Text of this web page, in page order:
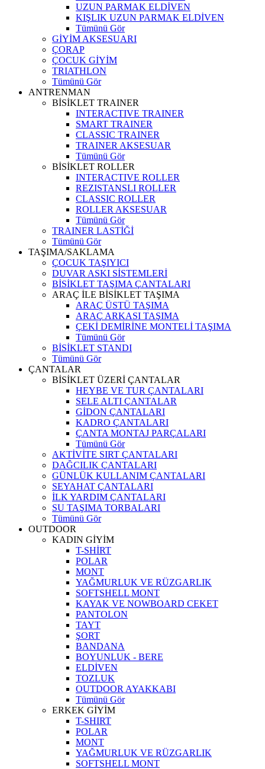
UZUN PARMAK ELDİVEN
KIŞLIK UZUN PARMAK ELDİVEN
Tümünü Gör
GİYİM AKSESUARI
ÇORAP
ÇOCUK GİYİM
TRIATHLON
Tümünü Gör
ANTRENMAN
BİSİKLET TRAINER
INTERACTIVE TRAINER
SMART TRAINER
CLASSIC TRAINER
TRAINER AKSESUAR
Tümünü Gör
BİSİKLET ROLLER
INTERACTIVE ROLLER
REZISTANSLI ROLLER
CLASSIC ROLLER
ROLLER AKSESUAR
Tümünü Gör
TRAINER LASTİĞİ
Tümünü Gör
TAŞIMA/SAKLAMA
ÇOCUK TAŞIYICI
DUVAR ASKI SİSTEMLERİ
BİSİKLET TAŞIMA ÇANTALARI
ARAÇ İLE BİSİKLET TAŞIMA
ARAÇ ÜSTÜ TAŞIMA
ARAÇ ARKASI TAŞIMA
ÇEKİ DEMİRİNE MONTELİ TAŞIMA
Tümünü Gör
BİSİKLET STANDI
Tümünü Gör
ÇANTALAR
BİSİKLET ÜZERİ ÇANTALAR
HEYBE VE TUR ÇANTALARI
SELE ALTI ÇANTALAR
GİDON ÇANTALARI
KADRO ÇANTALARI
ÇANTA MONTAJ PARÇALARI
Tümünü Gör
AKTİVİTE SIRT ÇANTALARI
DAĞCILIK ÇANTALARI
GÜNLÜK KULLANIM ÇANTALARI
SEYAHAT ÇANTALARI
İLK YARDIM ÇANTALARI
SU TAŞIMA TORBALARI
Tümünü Gör
OUTDOOR
KADIN GİYİM
T-SHİRT
POLAR
MONT
YAĞMURLUK VE RÜZGARLIK
SOFTSHELL MONT
KAYAK VE NOWBOARD CEKET
PANTOLON
TAYT
ŞORT
BANDANA
BOYUNLUK - BERE
ELDİVEN
TOZLUK
OUTDOOR AYAKKABI
Tümünü Gör
ERKEK GİYİM
T-SHIRT
POLAR
MONT
YAĞMURLUK VE RÜZGARLIK
SOFTSHELL MONT